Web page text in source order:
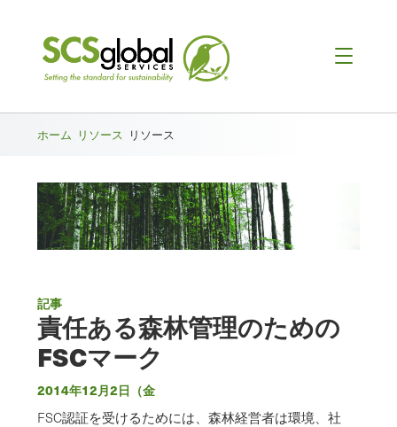
ホーム リソース リソース
記事
責任ある森林管理のための
FSCマーク
2014年12月2日（金
FSC認証を受けるためには、森林経営者は環境、社